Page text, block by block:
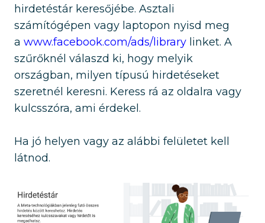
hirdetéstár keresőjébe. Asztali
számítógépen vagy laptopon nyisd meg
a www.facebook.com/ads/library linket. A
szűrőknél válaszd ki, hogy melyik
országban, milyen típusú hirdetéseket
szeretnél keresni. Keress rá az oldalra vagy
kulcsszóra, ami érdekel.
Ha jó helyen vagy az alábbi felületet kell
látnod.